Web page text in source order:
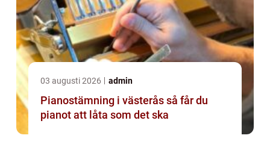
03 augusti 2026 admin
Pianostämning i västerås så får du
pianot att låta som det ska